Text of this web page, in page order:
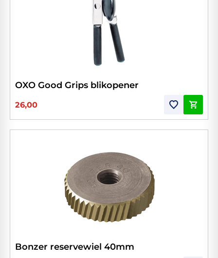
OXO Good Grips blikopener
26,00
Bonzer reservewiel 40mm